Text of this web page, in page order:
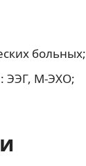
больных;
ЭЭГ, М-ЭХО;